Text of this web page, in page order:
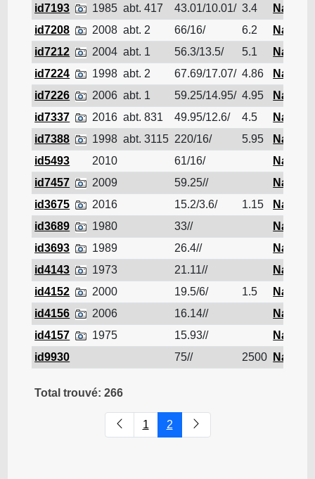
id7193 1985 abt. 417 43.01/10.01/ 3.4
Navire
id7208
2008 abt. 2 66/16/ 6.2
Navire
id7212
2004 abt. 1 56.3/13.5/ 5.1
Navire
id7224
1998 abt. 2 67.69/17.07/ 4.86
Navire
id7226
2006 abt. 1 59.25/14.95/ 4.95
Navire
id7337
2016 abt. 831 49.95/12.6/ 4.5
Navire
id7388
1998 abt. 3115 220/16/ 5.95
Navire
id5493
2010 61/16/
Navire
id7457
2009 59.25//
Navire
id3675
2016 15.2/3.6/ 1.15
Navire
id3689
1980 33//
Navire
id3693
1989 26.4//
Navire
id4143
1973 21.11//
Navire
id4152
2000 19.5/6/ 1.5
Navire
id4156
2006 16.14//
Navire
id4157
1975 15.93//
Navire
id9930
75// 2500 Navire
Total trouvé: 266
1 2